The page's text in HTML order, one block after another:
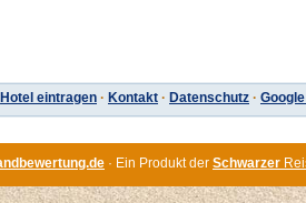
Hotel eintragen · Kontakt · Datenschutz ·
· Ein Produkt der Schwarzer